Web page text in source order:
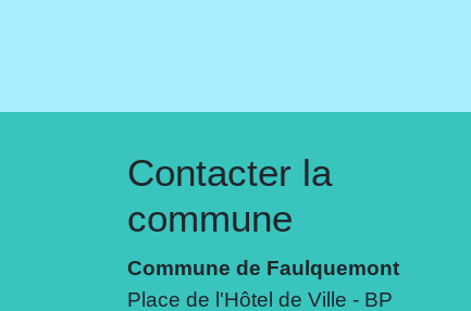
Contacter la
commune
Commune de Faulquemont
Place de l'Hôtel de Ville - BP